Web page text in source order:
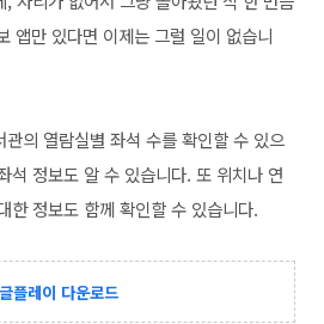
앱만 있다면 이제는 그럴 일이 없습니
의 열람실별 좌석 수를 확인할 수 있으
석 정보도 알 수 있습니다. 또 위치나 연
한 정보도 함께 확인할 수 있습니다.
플레이 다운로드